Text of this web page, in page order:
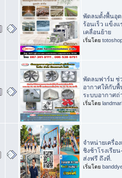
พัดลมตั้งพื้นอุ
ร้อนเร็ว แข็ง
เคลื่อนย้าย
เริ่มโดย
พัดลมฟาร์ม ช่
อากาศให้กับพื้
ระบบอากาศถ่
เริ่มโดย
จำหน่ายเครื่อ
ชิงช้าโรงเรีย
ส่งฟรี ถึงที่.
เริ่มโดย